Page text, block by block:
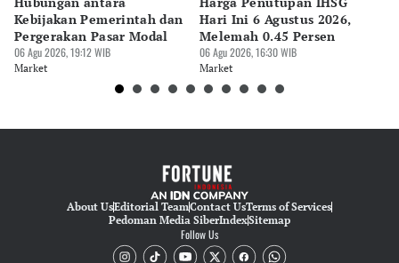
Kebijakan Pemerintah dan
Pergerakan Pasar Modal
06 Agu 2026, 19:12 WIB
Market
Hari Ini 6 Agustus 2026,
Melemah 0.45 Persen
06 Agu 2026, 16:30 WIB
Market
About UsEditorial TeamContact UsTerms of Services
Pedoman Media SiberIndexSitemap
Follow Us